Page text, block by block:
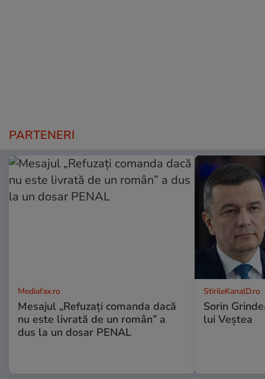
PARTENERI
Mediafax.ro
Mesajul „Refuzați comanda dacă
nu este livrată de un român” a
dus la un dosar PENAL
StirileKanalD.ro
Sorin
lui Veștea